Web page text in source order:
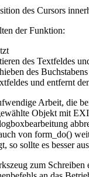
des Cursors
der Funktion:
des Textfeldes
des
und entfernt
Arbeit, die
Objekt mit
von form_do()
so sollte es besser
zum